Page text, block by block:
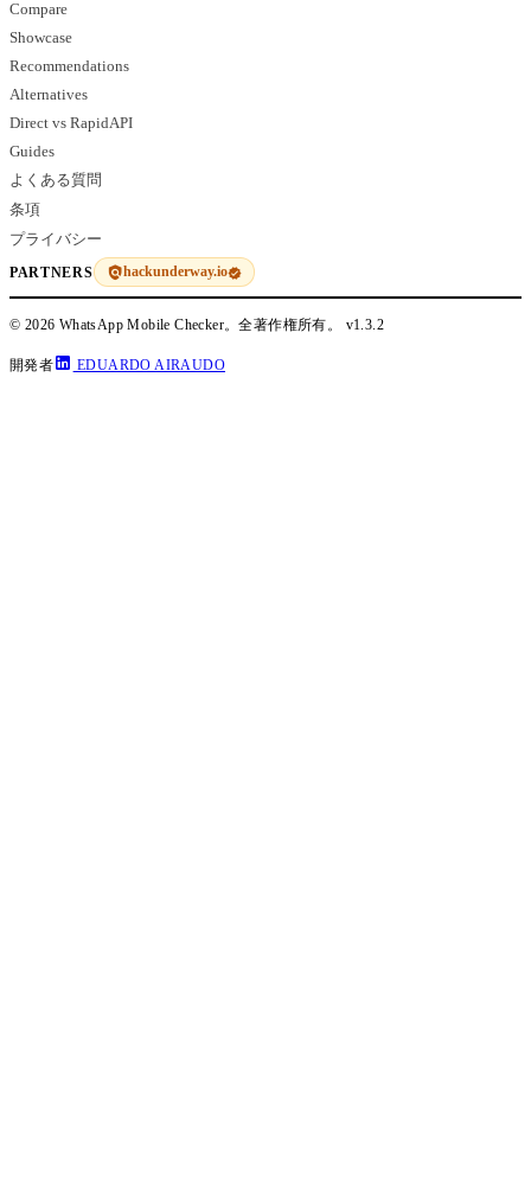
Compare
Showcase
Recommendations
Alternatives
Direct vs RapidAPI
Guides
よくある質問
条項
プライバシー
PARTNERS hackunderway.io
© 2026 WhatsApp Mobile Checker。全著作権所有。 v1.3.2
開発者 EDUARDO AIRAUDO